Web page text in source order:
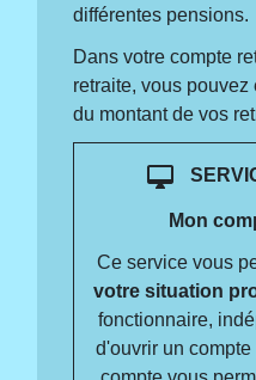
différentes pensions.
Dans votre compte
retraite, vous pouvez
du montant de vos
desktop_mac
Mon
Ce service vous
votre situation
fonctionnaire,
d'ouvrir un